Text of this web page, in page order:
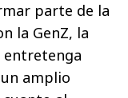
parte de la
la GenZ, la
entretenga
amplio